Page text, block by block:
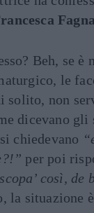
Beh, se è
le
solito, non
dicevano gli
chiedevano
per poi
così, de
la situazione